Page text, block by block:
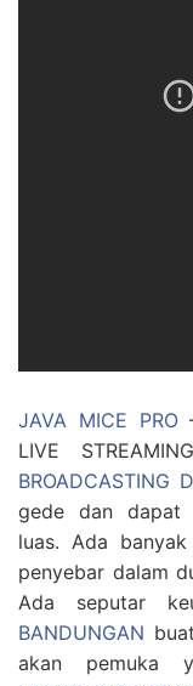
JAVA MICE PRO
LIVE
BROADCASTING
gede dan dapat
luas. Ada
penyebar dalam
Ada seputar
BANDUNGAN
akan pemuka